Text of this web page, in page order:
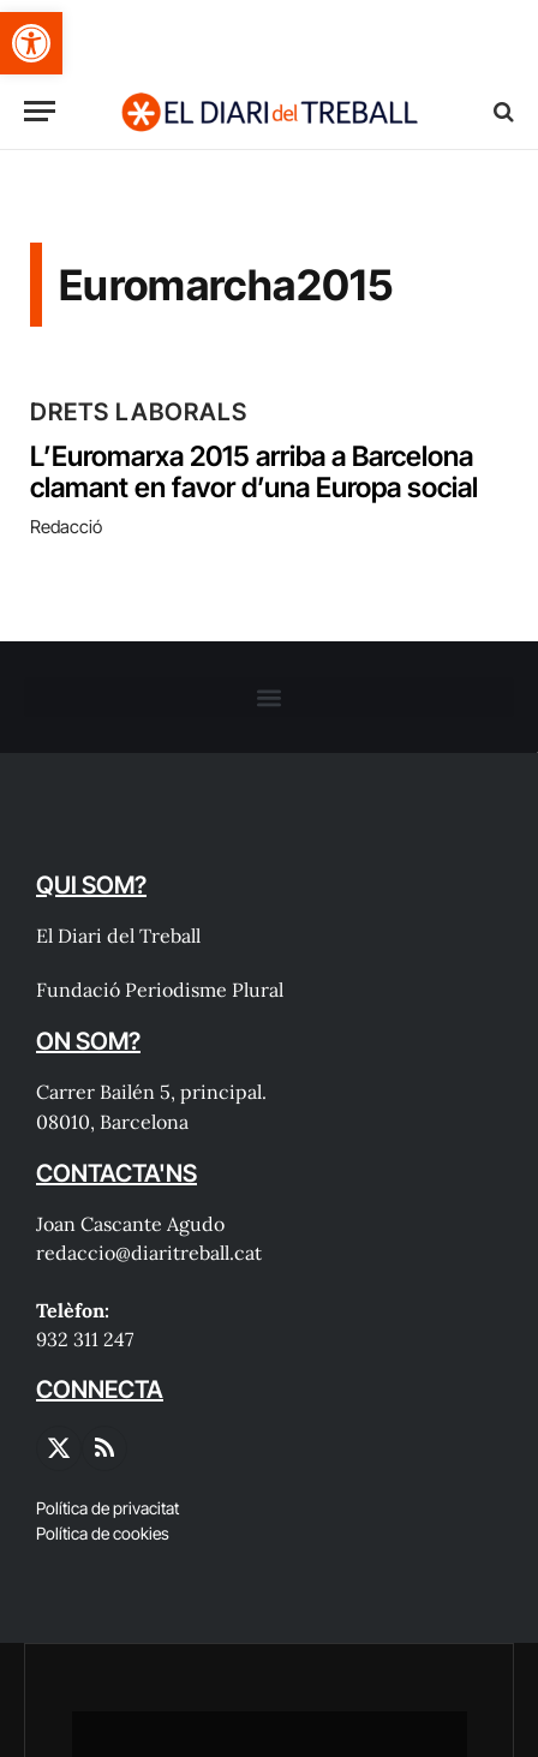
Obre la barra d'eines
Euromarcha2015
DRETS LABORALS
L’Euromarxa 2015 arriba a Barcelona
clamant en favor d’una Europa social
Redacció
QUI SOM?
El Diari del Treball
Fundació Periodisme Plural
ON SOM?
Carrer Bailén 5, principal.
08010, Barcelona
CONTACTA'NS
Joan Cascante Agudo
redaccio@diaritreball.cat
Telèfon:
932 311 247
CONNECTA
X
RSS
Política de privacitat
Política de cookies